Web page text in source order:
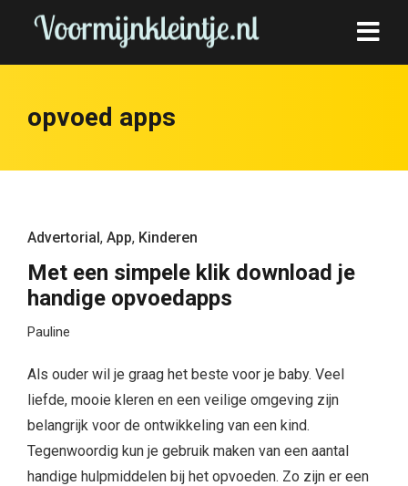
opvoed apps
Advertorial, App, Kinderen
Met een simpele klik download je
handige opvoedapps
Pauline
Als ouder wil je graag het beste voor je baby. Veel
liefde, mooie kleren en een veilige omgeving zijn
belangrijk voor de ontwikkeling van een kind.
Tegenwoordig kun je gebruik maken van een aantal
handige hulpmiddelen bij het opvoeden. Zo zijn er een